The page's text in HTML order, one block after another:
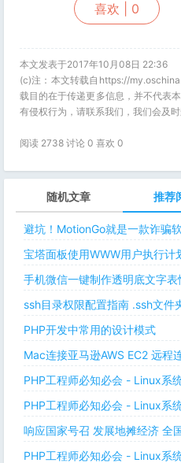
喜欢 | 0
本文发表于2017年10月08日 22:36
(c)注：本文转载自https://
载目的在于传递更多信息，并不代表
有侵权行为，请联系我们，我们会及
阅读 2738 讨论 0 喜欢 0
随机文章 推荐
避坑！MotionGo就是一款诈骗
宝塔面板使用WWW用户执行
手机微信一键制作透明底文字
ssh目录权限配置指南 .ssh文件
PHP开发中常用的设计模式
Mac连接亚马逊AWS EC2 远程
PHP工程师必知必会 - Linux系
PHP工程师必知必会 - Linux系
响应国家号召 发展地摊经济 全
PHP工程师必知必会 - Linux系